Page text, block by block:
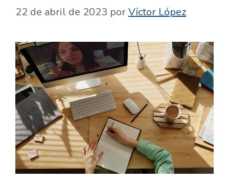
22 de abril de 2023 porVíctor López